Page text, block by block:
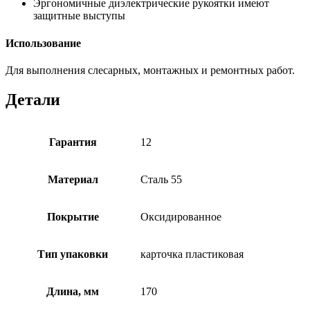
Эргономичные диэлектрические рукоятки имеют
защитные выступы
Использование
Для выполнения слесарных, монтажных и ремонтных работ.
Детали
Гарантия 12
Материал Сталь 55
Покрытие Оксидированное
Тип упаковки карточка пластиковая
Длина, мм 170